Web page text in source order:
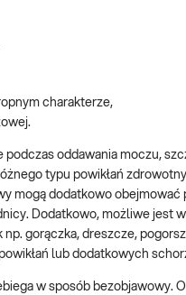
charakterze,
oddawania moczu,
typu powikłań
mogą dodatkowo
Dodatkowo, możliwe jest
gorączka, dreszcze,
lub dodatkowych
w sposób bezobjawowy.